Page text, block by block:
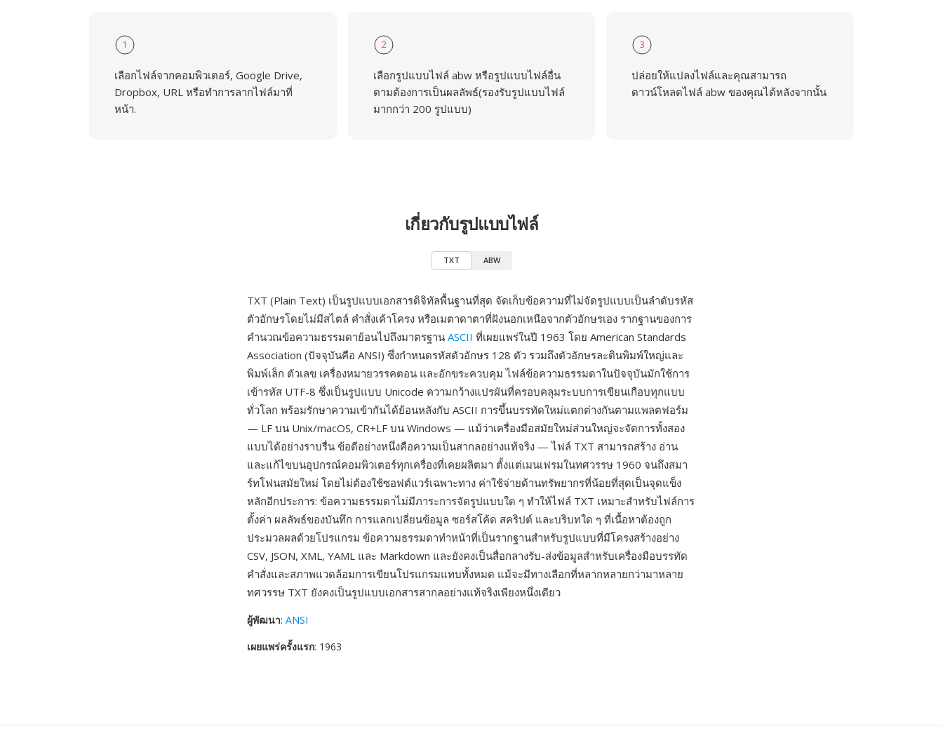
1
เลือกไฟล์จากคอมพิวเตอร์, Google Drive,
Dropbox, URL หรือทำการลากไฟล์มาที่
หน้า.
2
เลือกรูปแบบไฟล์ abw หรือรูปแบบไฟล์อื่น
ตามต้องการเป็นผลลัพธ์(รองรับรูปแบบไฟล์
มากกว่า 200 รูปแบบ)
3
ปล่อยให้แปลงไฟล์และคุณสามารถ
ดาวน์โหลดไฟล์ abw ของคุณได้หลังจากนั้น
เกี่ยวกับรูปแบบไฟล์
TXT ABW
TXT (Plain Text) เป็นรูปแบบเอกสารดิจิทัลพื้นฐานที่สุด จัดเก็บข้อความที่ไม่จัดรูปแบบเป็นลำดับรหัส
ตัวอักษรโดยไม่มีสไตล์ คำสั่งเค้าโครง หรือเมตาดาตาที่ฝังนอกเหนือจากตัวอักษรเอง รากฐานของการ
คำนวณข้อความธรรมดาย้อนไปถึงมาตรฐาน ASCII ที่เผยแพร่ในปี 1963 โดย American Standards
Association (ปัจจุบันคือ ANSI) ซึ่งกำหนดรหัสตัวอักษร 128 ตัว รวมถึงตัวอักษรละตินพิมพ์ใหญ่และ
พิมพ์เล็ก ตัวเลข เครื่องหมายวรรคตอน และอักขระควบคุม ไฟล์ข้อความธรรมดาในปัจจุบันมักใช้การ
เข้ารหัส UTF-8 ซึ่งเป็นรูปแบบ Unicode ความกว้างแปรผันที่ครอบคลุมระบบการเขียนเกือบทุกแบบ
ทั่วโลก พร้อมรักษาความเข้ากันได้ย้อนหลังกับ ASCII การขึ้นบรรทัดใหม่แตกต่างกันตามแพลตฟอร์ม
— LF บน Unix/macOS, CR+LF บน Windows — แม้ว่าเครื่องมือสมัยใหม่ส่วนใหญ่จะจัดการทั้งสอง
แบบได้อย่างราบรื่น ข้อดีอย่างหนึ่งคือความเป็นสากลอย่างแท้จริง — ไฟล์ TXT สามารถสร้าง อ่าน
และแก้ไขบนอุปกรณ์คอมพิวเตอร์ทุกเครื่องที่เคยผลิตมา ตั้งแต่เมนเฟรมในทศวรรษ 1960 จนถึงสมา
ร์ทโฟนสมัยใหม่ โดยไม่ต้องใช้ซอฟต์แวร์เฉพาะทาง ค่าใช้จ่ายด้านทรัพยากรที่น้อยที่สุดเป็นจุดแข็ง
หลักอีกประการ: ข้อความธรรมดาไม่มีภาระการจัดรูปแบบใด ๆ ทำให้ไฟล์ TXT เหมาะสำหรับไฟล์การ
ตั้งค่า ผลลัพธ์ของบันทึก การแลกเปลี่ยนข้อมูล ซอร์สโค้ด สคริปต์ และบริบทใด ๆ ที่เนื้อหาต้องถูก
ประมวลผลด้วยโปรแกรม ข้อความธรรมดาทำหน้าที่เป็นรากฐานสำหรับรูปแบบที่มีโครงสร้างอย่าง
CSV, JSON, XML, YAML และ Markdown และยังคงเป็นสื่อกลางรับ-ส่งข้อมูลสำหรับเครื่องมือบรรทัด
คำสั่งและสภาพแวดล้อมการเขียนโปรแกรมแทบทั้งหมด แม้จะมีทางเลือกที่หลากหลายกว่ามาหลาย
ทศวรรษ TXT ยังคงเป็นรูปแบบเอกสารสากลอย่างแท้จริงเพียงหนึ่งเดียว
ผู้พัฒนา: ANSI
เผยแพร่ครั้งแรก: 1963